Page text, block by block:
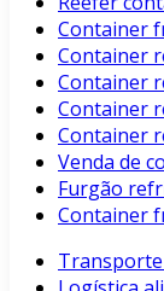
Container
Container
Container
Container
Container
Venda de
Furgão
Container